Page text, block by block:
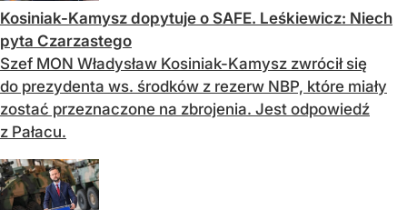
Kosiniak-Kamysz dopytuje o SAFE. Leśkiewicz: Niech
pyta Czarzastego
Szef MON Władysław Kosiniak-Kamysz zwrócił się
do prezydenta ws. środków z rezerw NBP, które miały
zostać przeznaczone na zbrojenia. Jest odpowiedź
z Pałacu.